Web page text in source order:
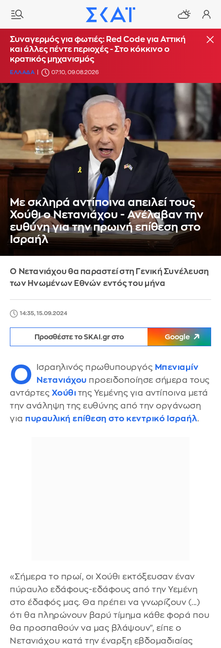
Συναγερμός για φωτιές: Red Code για Αττική
και άλλες πέντε περιοχές - Στο κόκκινο ο
κρατικός μηχανισμός
ΕΛΛΑΔΑ 07:10, 09.08.2026
Με σκληρά αντίποινα απειλεί τους
Χούθι ο Νετανιάχου - Ανέλαβαν την
ευθύνη για την πρωινή επίθεση στο
Ισραήλ
Ο Νετανιάχου θα παραστεί στη Γενική Συνέλευση
των Ηνωμένων Εθνών εντός του μήνα
14:35, 15.09.2024
Προσθέστε το SKAI.gr στο Google
Ο Ισραηλινός πρωθυπουργός Μπενιαμίν
Νετανιάχου προειδοποίησε σήμερα τους
αντάρτες Χούθι της Υεμένης για αντίποινα μετά
την ανάληψη της ευθύνης από την οργάνωση
για πυραυλική επίθεση στο κεντρικό Ισραήλ.
«Σήμερα το πρωί, οι Χούθι εκτόξευσαν έναν
πύραυλο εδάφους-εδάφους από την Υεμένη
στο έδαφός μας. Θα πρέπει να γνωρίζουν (...)
ότι θα πληρώνουν βαρύ τίμημα κάθε φορά που
θα προσπαθούν να μας βλάψουν", είπε ο
Νετανιάχου κατά την έναρξη εβδομαδιαίας